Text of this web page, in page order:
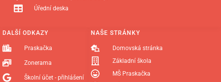
NAŠE STRÁNKY
Domovská stránka
Základní škola
MŠ Praskačka
DALŠÍ ODKAZY
Praskačka
Zonerama
Školní účet - přihlášení
Úřední deska